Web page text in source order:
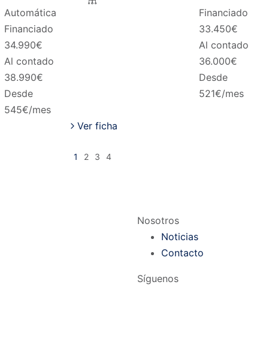
Automática
Financiado
34.990€
Al contado
38.990€
Desde
545€/mes
Ver ficha
Financiado
33.450€
Al contado
36.000€
Desde
521€/mes
1 2 3 4
Nosotros
Noticias
Contacto
Síguenos